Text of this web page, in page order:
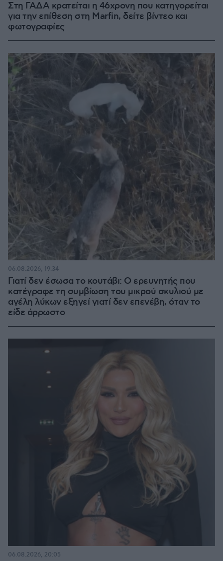
Στη ΓΑΔΑ κρατείται η 46χρονη που κατηγορείται
για την επίθεση στη Marfin, δείτε βίντεο και
φωτογραφίες
Γιατί δεν έσωσα το κουτάβι: Ο ερευνητής που
κατέγραφε τη συμβίωση του μικρού σκυλιού με
αγέλη λύκων εξηγεί γιατί δεν επενέβη, όταν το
είδε άρρωστο
06.08.2026, 19:34
06.08.2026, 20:05